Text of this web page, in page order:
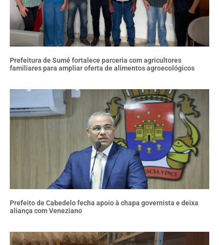
Prefeitura de Sumé fortalece parceria com agricultores
familiares para ampliar oferta de alimentos agroecológicos
Prefeito de Cabedelo fecha apoio à chapa governista e deixa
aliança com Veneziano